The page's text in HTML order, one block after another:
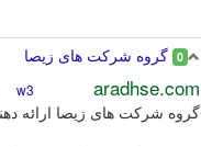
0 گروه شرکت های زیصا
aradhse.com
w3
گروه شرکت های زیصا ارائه